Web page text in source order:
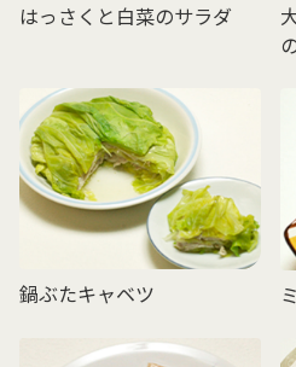
はっさくと白菜のサラダ
鍋ぶたキャベツ